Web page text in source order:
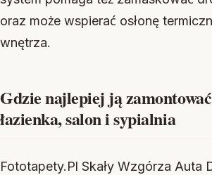
oraz może wspierać osłonę
wnętrza.
Gdzie najlepiej ją
łazienka, salon i sypialnia
Fototapety.Pl Skały Wzgórza Auta